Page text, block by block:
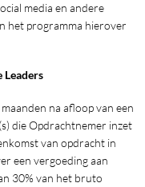
media en andere
het programma hierover
na afloop van een
die Opdrachtnemer inzet
van opdracht in
een vergoeding aan
30% van het bruto